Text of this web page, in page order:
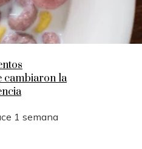
cambiaron la
1 semana